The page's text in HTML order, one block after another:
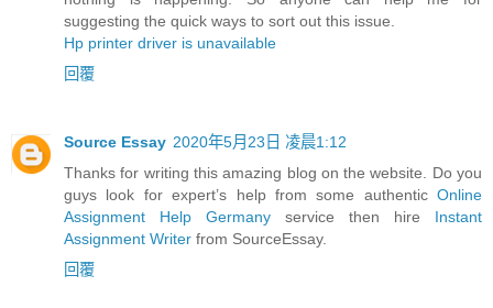
suggesting the quick ways to sort out this issue.
Hp printer driver is unavailable
回覆
Source Essay 2020年5月23日 凌晨1:12
Thanks for writing this amazing blog on the website. Do you
guys look for expert’s help from some authentic Online
Assignment Help Germany service then hire Instant
Assignment Writer from SourceEssay.
回覆